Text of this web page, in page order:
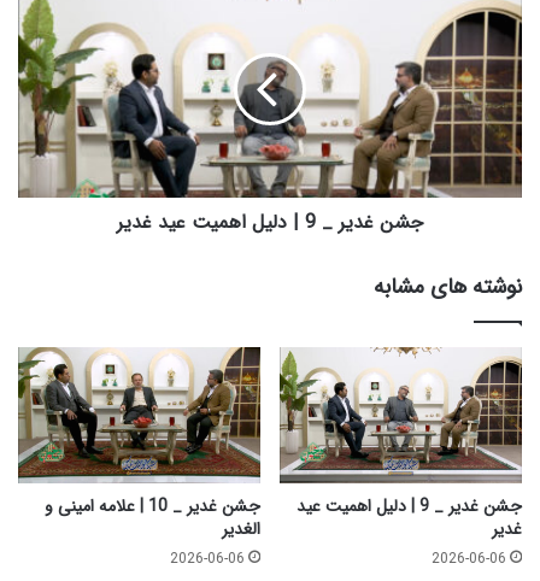
ش
ر
ط
آ
ن
ک
ه
|
د
ر
5
|
ق
س
م
ت
ب
ی
س
ش
ن
غ
د
ی
ر
_
9
ل
ی
ل
ا
ه
م
ی
ت
ع
ی
د
غ
جشن غدیر _ 9 | دلیل اهمیت عید غدیر
نوشته های مشابه
جشن غدیر _ 9 | دلیل اهمیت عید
غدیر
2026-06-06
جشن غدیر _ 10 | علامه امینی و
الغدیر
2026-06-06